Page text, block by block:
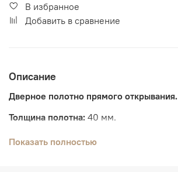
В избранное
Добавить в сравнение
Описание
Дверное полотно прямого открывания.
Толщина полотна: 40 мм.
Каркас:клееный брус 26 мм,
Показать полностью